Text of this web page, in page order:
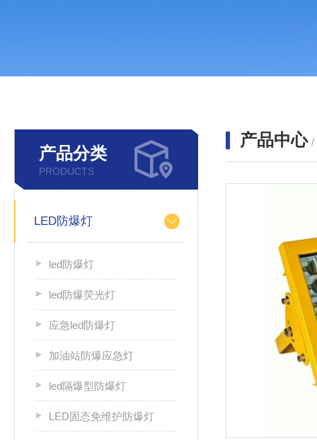
产品分类
PRODUCTS
LED防爆灯
led防爆灯
led防爆荧光灯
应急led防爆灯
加油站防爆应急灯
led隔爆型防爆灯
LED固态免维护防爆灯
产品中心 /